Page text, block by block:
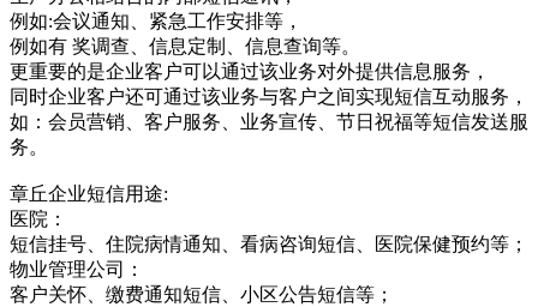
例如:会议通知、紧急工作安排等，
例如有 奖调查、信息定制、信息查询等。
更重要的是企业客户可以通过该业务对外提供信息服务，
同时企业客户还可通过该业务与客户之间实现短信互动服务，
如：会员营销、客户服务、业务宣传、节日祝福等短信发送服
务。
章丘企业短信用途:
医院：
短信挂号、住院病情通知、看病咨询短信、医院保健预约等；
物业管理公司：
客户关怀、缴费通知短信、小区公告短信等；